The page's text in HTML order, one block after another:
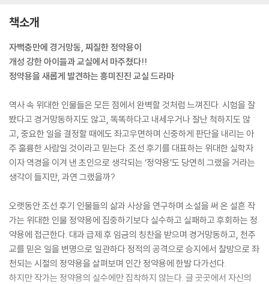
책소개
자뻑충만에 경거망동, 찌질한 정약용이
개성 강한 아이들과 교실에서 마주쳤다!!
정약용을 새롭게 발견하는 흥미진진 교실 드라마
역사 속 위대한 인물들은 모든 점에서 완벽할 것처럼 느껴진다. 시험을 잘
봤다고 경거망동하지도 않고, 똑똑하다고 내세우거나 잘난 척하지도 않
고, 중요한 일을 결정할 때에도 좌고우면하며 신중하게 판단을 내리는 아
주 훌륭한 사람일 것이라고 믿는다. 조선 후기를 대표하는 위대한 실학자
이자 역경을 이겨 낸 초인으로 생각되는 ‘정약용’도 당연히 그랬을 거라는
생각이 들지만, 과연 그랬을까?
오랫동안 조선 후기 인물들의 삶과 사상을 연구하며 소설을 써 온 설흔 작
가는 위대한 인물 정약용에 집중하기보다 실수하고 실패하고 후회하는 정
약용에 접근한다. 대과 급제 후 임금의 칭찬을 받으며 경거망동하고, 천주
교를 믿은 일을 변명으로 일관하다 정적의 공격으로 승지에서 찰방으로 좌
천되는 시절의 정약용을 살펴보며 인간 정약용에 한발 다가선다.
하지만 작가는 정약용의 실수에만 집착하지 않는다. 글 곳곳에서 자신의